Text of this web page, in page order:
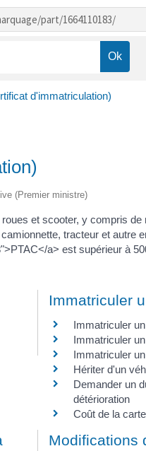
part/1664110183/
d'immatriculation)
(Premier ministre)
et scooter, y compris
tracteur et autre
a> est supérieur à
Immatriculer
Immatriculer
Immatriculer
Immatriculer
Hériter d'un
Demander un
détérioration
Coût de la
Modifications